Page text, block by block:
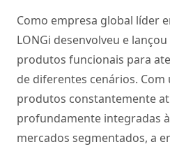
Como empresa global líder
LONGi desenvolveu e
produtos funcionais para
de diferentes cenários.
produtos constantemente
profundamente integradas
mercados segmentados, a